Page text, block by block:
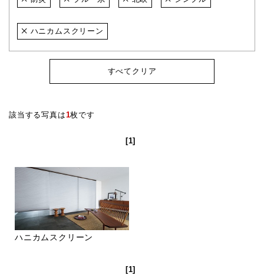
ハニカムスクリーン
すべてクリア
該当する写真は1枚です
[1]
ハニカムスクリーン
[1]